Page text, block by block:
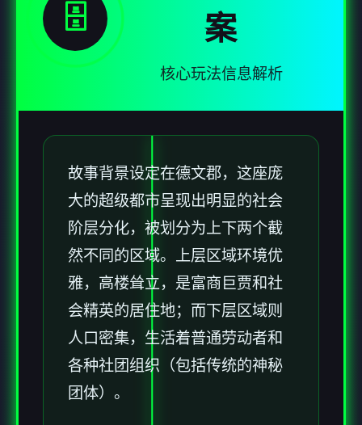
🗄️
案
核心玩法信息解析
故事背景设定在德文郡，这座庞
大的超级都市呈现出明显的社会
阶层分化，被划分为上下两个截
然不同的区域。上层区域环境优
雅，高楼耸立，是富商巨贾和社
会精英的居住地；而下层区域则
人口密集，生活着普通劳动者和
各种社团组织（包括传统的神秘
团体）。